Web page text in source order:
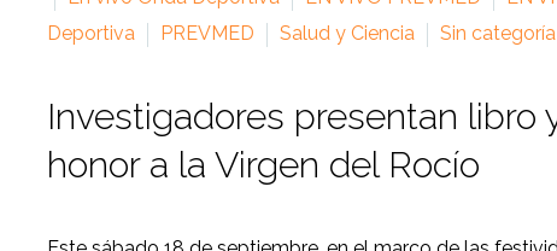
Deportiva
PREVMED Salud y Ciencia Sin categoría
Investigadores presentan libro
honor a la Virgen del Rocío